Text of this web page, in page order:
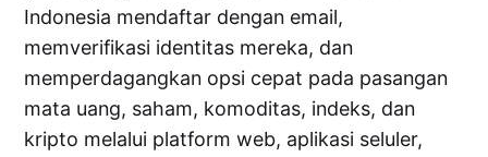
Indonesia mendaftar dengan email,
memverifikasi identitas mereka, dan
memperdagangkan opsi cepat pada pasangan
mata uang, saham, komoditas, indeks, dan
kripto melalui platform web, aplikasi seluler,